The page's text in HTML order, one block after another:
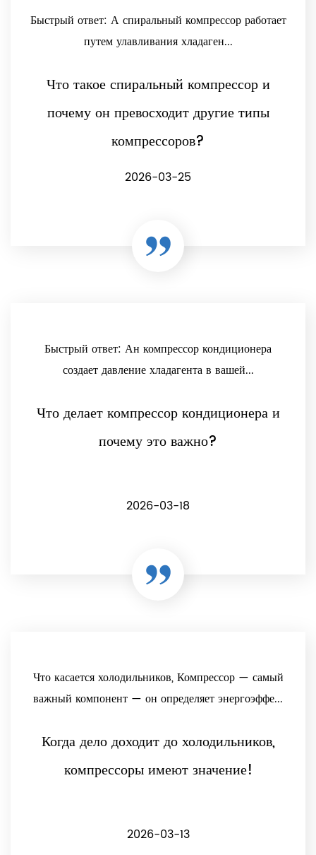
Быстрый ответ: А спиральный компрессор работает
путем улавливания хладаген...
Что такое спиральный компрессор и
почему он превосходит другие типы
компрессоров?
2026-03-25
Быстрый ответ: Ан компрессор кондиционера
создает давление хладагента в вашей...
Что делает компрессор кондиционера и
почему это важно?
2026-03-18
Что касается холодильников, Компрессор — самый
важный компонент — он определяет энергоэффе...
Когда дело доходит до холодильников,
компрессоры имеют значение!
2026-03-13